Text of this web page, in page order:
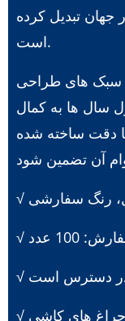
تبدیل کرده
است.
سبک های طراحی
سال ها به کمال
دقت ساخته شده
رنگ سفارشی
100 عدد
دسترس است
√ نشان تجاری قابل تنظیم روی چراغ های کاشی